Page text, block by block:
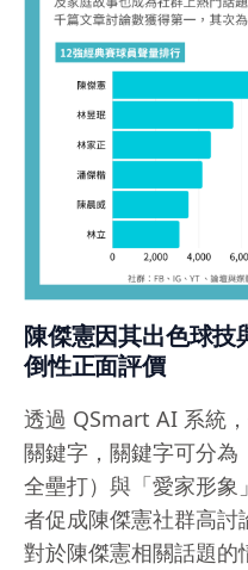
陳傑憲因其出色球技
倒性正面評價
透過 QSmart AI 系統
關鍵字，關鍵字可分為
全壘打）與「愛家形象
者促成陳傑憲社群高討
對於陳傑憲相關話題的